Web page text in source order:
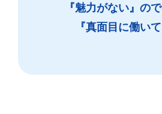
『魅力がない』ので
『真面目に働いて